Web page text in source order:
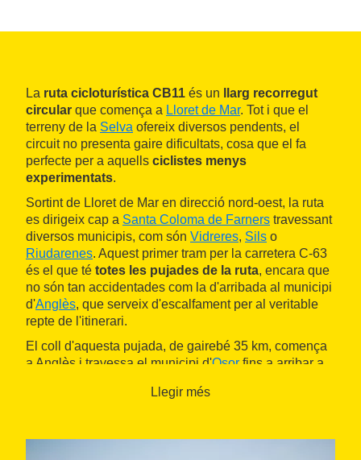
La ruta cicloturística CB11 és un
llarg recorregut
circular que comença a Lloret de Mar. Tot i que el
terreny de la Selva ofereix diversos pendents, el
circuit no presenta gaire dificultats, cosa que el fa
perfecte per a aquells ciclistes menys
experimentats.
Sortint de Lloret de Mar en direcció nord-oest, la ruta
es dirigeix cap a Santa Coloma de Farners travessant
diversos municipis, com són Vidreres, Sils o
Riudarenes. Aquest primer tram per la carretera C-63
és el que té totes les pujades de la ruta, encara que
no són tan accidentades com la d'arribada al municipi
d'Anglès, que serveix d'escalfament per al veritable
repte de l'itinerari.
El coll d'aquesta pujada, de gairebé 35 km, comença
a Anglès i travessa el municipi d'Osor fins a arribar a
recorregut suau i de pendent constant. Un cop al cim,
Llegir més